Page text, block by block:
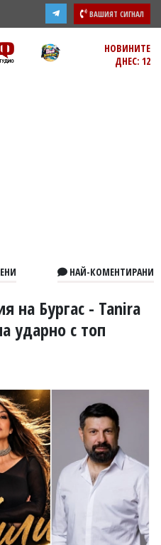
ВАШИЯТ СИГНАЛ
НОВИНИТЕ
ДНЕС: 12
НАЙ-КОМЕНТИРАНИ
на Бургас - Tanira
ударно с топ